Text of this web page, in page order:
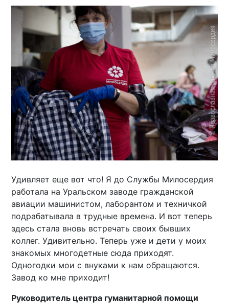
Удивляет еще вот что! Я до Службы Милосердия
работала на Уральском заводе гражданской
авиации машинистом, лаборантом и техничкой
подрабатывала в трудные времена. И вот теперь
здесь стала вновь встречать своих бывших
коллег. Удивительно. Теперь уже и дети у моих
знакомых многодетные сюда приходят.
Одногодки мои с внуками к нам обращаются.
Завод ко мне приходит!
Руководитель центра гуманитарной помощи